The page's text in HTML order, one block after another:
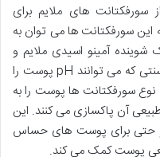
از سورفکتانت های ملایم برای
سورفکتانت ها می توان به
شوینده آمینو اسیدی ملایم و
فاقد صابون است. برخلاف صابون های سنتی که می توانند pH پوست را
سورفکتانت ها پوست را به
آن پاکسازی می کنند. این
و حتی برای پوست های حساس
پوست کمک می کند.